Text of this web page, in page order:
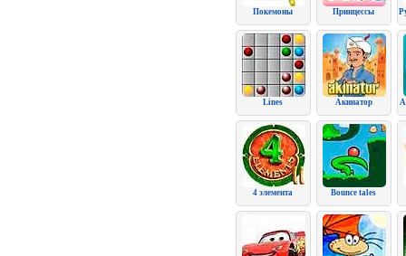
Покемоны Принцессы
Lines Акинатор
4 элемента Bounce tales